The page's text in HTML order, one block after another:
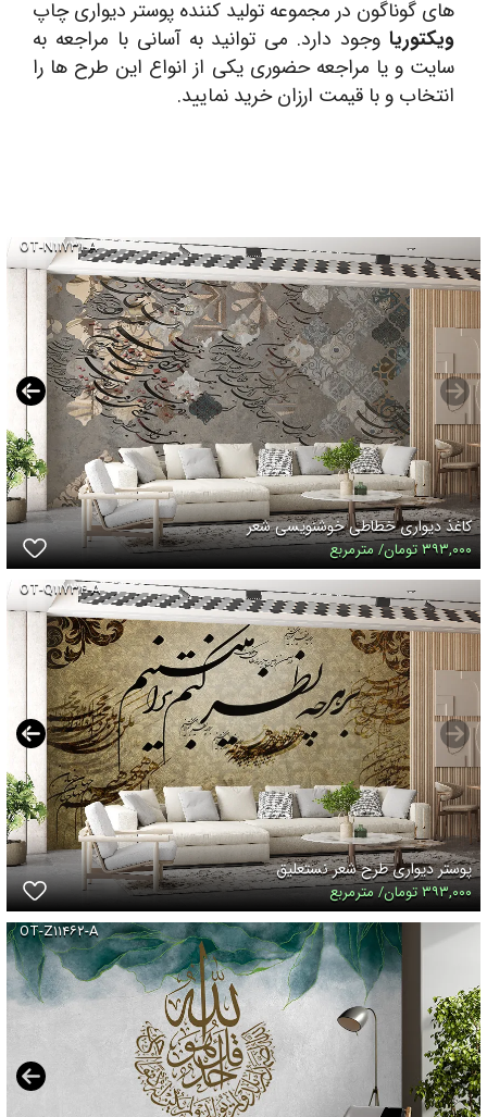
های گوناگون در مجموعه تولید کننده پوستر دیواری چاپ
ویکتوریا وجود دارد. می توانید به آسانی با مراجعه به
سایت و یا مراجعه حضوری یکی از انواع این طرح ها را
انتخاب و با قیمت ارزان خرید نمایید.
OT-N۱۱۷۳۱-A
کاغذ دیواری خطاطی خوشنویسی شعر
۳۹۳,۰۰۰ تومان/ مترمربع
OT-Q۱۱۷۳۴-A
پوستر دیواری طرح شعر نستعلیق
۳۹۳,۰۰۰ تومان/ مترمربع
OT-Z۱۱۴۶۲-A